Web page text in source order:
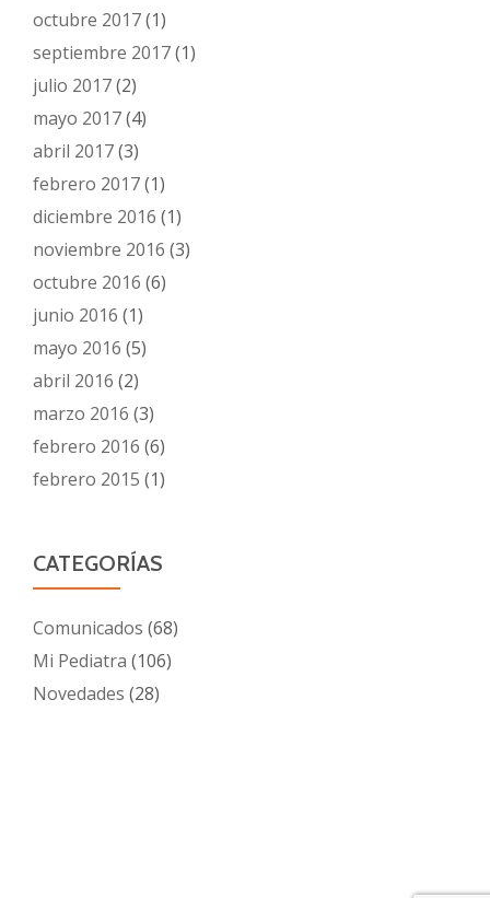
octubre 2017(1)
septiembre 2017(1)
julio 2017(2)
mayo 2017(4)
abril 2017(3)
febrero 2017(1)
diciembre 2016 (1)
noviembre 2016 (3)
octubre 2016 (6)
junio 2016 (1)
mayo 2016 (5)
abril 2016 (2)
marzo 2016 (3)
febrero 2016 (6)
febrero 2015 (1)
CATEGORÍAS
Comunicados (68)
Mi Pediatra (106)
Novedades (28)